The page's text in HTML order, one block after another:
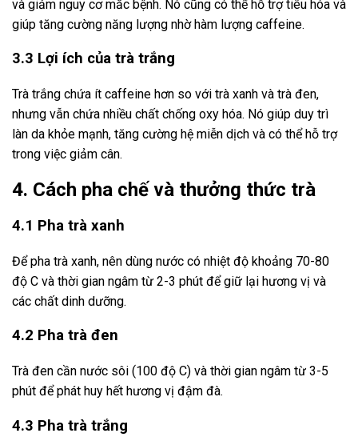
và giảm nguy cơ mắc bệnh. Nó cũng có thể hỗ trợ tiêu hóa và
giúp tăng cường năng lượng nhờ hàm lượng caffeine.
3.3 Lợi ích của trà trắng
Trà trắng chứa ít caffeine hơn so với trà xanh và trà đen,
nhưng vẫn chứa nhiều chất chống oxy hóa. Nó giúp duy trì
làn da khỏe mạnh, tăng cường hệ miễn dịch và có thể hỗ trợ
trong việc giảm cân.
4. Cách pha chế và thưởng thức trà
4.1 Pha trà xanh
Để pha trà xanh, nên dùng nước có nhiệt độ khoảng 70-80
độ C và thời gian ngâm từ 2-3 phút để giữ lại hương vị và
các chất dinh dưỡng.
4.2 Pha trà đen
Trà đen cần nước sôi (100 độ C) và thời gian ngâm từ 3-5
phút để phát huy hết hương vị đậm đà.
4.3 Pha trà trắng